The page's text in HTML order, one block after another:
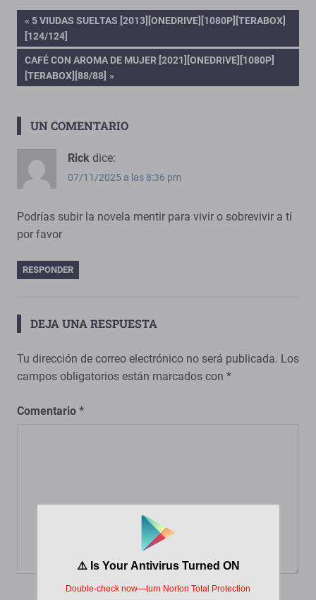
Navegación
de
entradas
ENTRADA
ANTERIOR:
5 VIUDAS SUELTAS [2013][ONEDRIVE][1080P][TERABOX]
[124/124]
ENTRADA
SIGUIENTE:
CAFÉ CON AROMA DE MUJER [2021][ONEDRIVE][1080P]
[TERABOX][88/88]
UN COMENTARIO
Rick dice:
07/11/2025 a las 8:36 pm
Podrías subir la novela mentir para vivir o sobrevivir a tí
por favor
RESPONDER
DEJA UNA RESPUESTA
Tu dirección de correo electrónico no será publicada. Los
campos obligatorios están marcados con *
Comentario *